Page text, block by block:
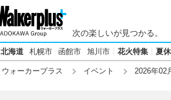
次の楽しいが見つかる。
北海道 札幌市 函館市 旭川市 花火特集 夏
ウォーカープラス イベント 2026年02